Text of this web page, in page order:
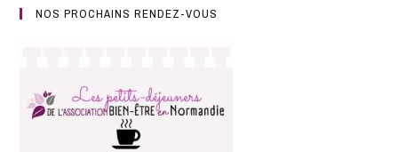
NOS PROCHAINS RENDEZ-VOUS